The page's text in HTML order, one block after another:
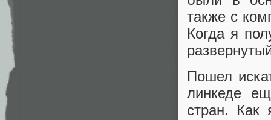
также с
Когда я
Пошел
линкеде
стран. Как